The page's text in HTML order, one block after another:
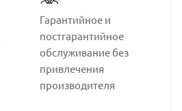
Гарантийное и
постгарантийное
обслуживание без
привлечения
производителя